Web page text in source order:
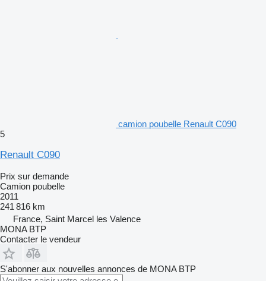
camion poubelle Renault C090
5
Renault C090
Prix sur demande
Camion poubelle
2011
241 816 km
France, Saint Marcel les Valence
MONA BTP
Contacter le vendeur
S'abonner aux nouvelles annonces de MONA BTP